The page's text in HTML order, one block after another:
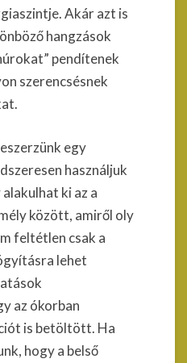
Akár azt is
hangzások
pendítenek
szerencsésnek
egy
használjuk
ki az a
között, amiről oly
feltétlen csak a
lehet
az ókorban
is betöltött. Ha
hogy a belső